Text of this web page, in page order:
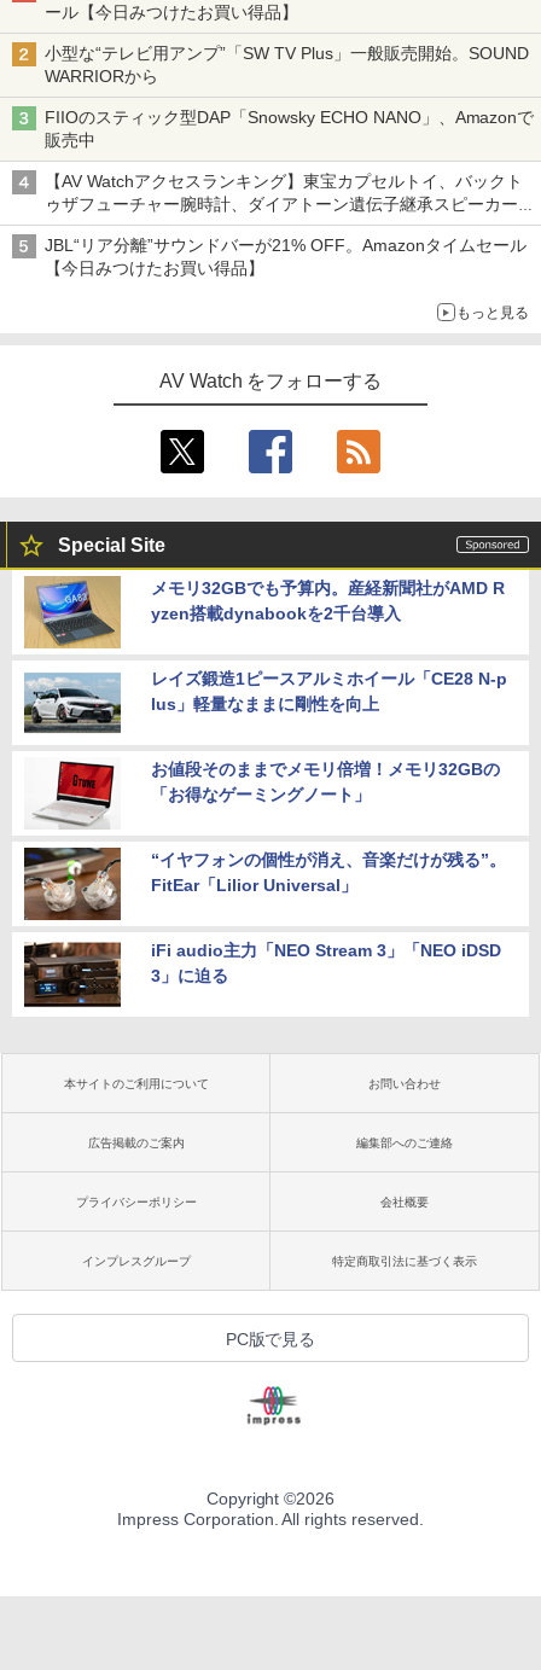
ール【今日みつけたお買い得品】
小型な“テレビ用アンプ”「SW TV Plus」一般販売開始。SOUND
WARRIORから
FIIOのスティック型DAP「Snowsky ECHO NANO」、Amazonで
販売中
【AV Watchアクセスランキング】東宝カプセルトイ、バックト
ゥザフューチャー腕時計、ダイアトーン遺伝子継承スピーカー
('26年8月3日～9日)
JBL“リア分離”サウンドバーが21% OFF。Amazonタイムセール
【今日みつけたお買い得品】
もっと見る
AV Watch をフォローする
Special Site
メモリ32GBでも予算内。産経新聞社がAMD R
yzen搭載dynabookを2千台導入
レイズ鍛造1ピースアルミホイール「CE28 N-p
lus」軽量なままに剛性を向上
お値段そのままでメモリ倍増！メモリ32GBの
「お得なゲーミングノート」
“イヤフォンの個性が消え、音楽だけが残る”。
FitEar「Lilior Universal」
iFi audio主力「NEO Stream 3」「NEO iDSD
3」に迫る
本サイトのご利用について お問い合わせ
広告掲載のご案内 編集部へのご連絡
プライバシーポリシー 会社概要
インプレスグループ 特定商取引法に基づく表示
PC版で見る
Copyright ©2026
Impress Corporation. All rights reserved.